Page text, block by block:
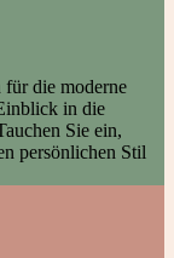
für die moderne
in die
Sie ein,
persönlichen Stil